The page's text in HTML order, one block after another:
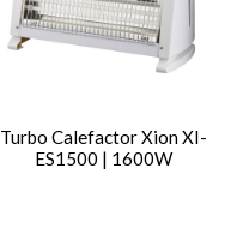
Turbo Calefactor Xion XI-
ES1500 | 1600W